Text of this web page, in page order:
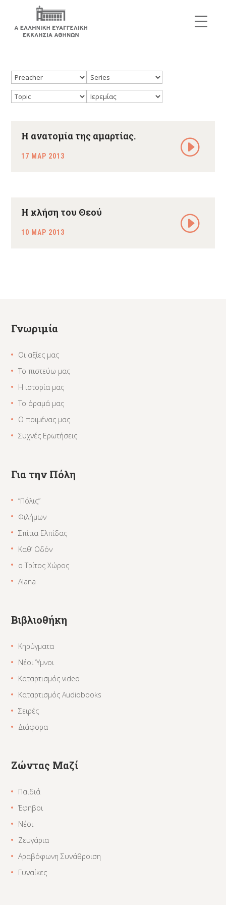
Η ανατομία της αμαρτίας.
17 ΜΑΡ 2013
Η κλήση του Θεού
10 ΜΑΡ 2013
Γνωριμία
Οι αξίες μας
Το πιστεύω μας
Η ιστορία μας
Το όραμά μας
Ο ποιμένας μας
Συχνές Ερωτήσεις
Για την Πόλη
“Πόλις”
Φιλήμων
Σπίτια Ελπίδας
Καθ’ Οδόν
ο Τρίτος Χώρος
Alana
Βιβλιοθήκη
Κηρύγματα
Νέοι Ύμνοι
Καταρτισμός video
Καταρτισμός Audiobooks
Σειρές
Διάφορα
Ζώντας Μαζί
Παιδιά
Έφηβοι
Νέοι
Ζευγάρια
Αραβόφωνη Συνάθροιση
Γυναίκες